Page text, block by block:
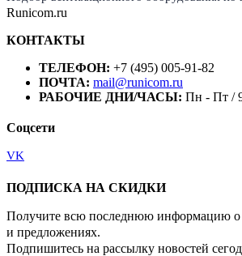
Runicom.ru
КОНТАКТЫ
ТЕЛЕФОН: +7 (495) 005-91-82
ПОЧТА: mail@runicom.ru
РАБОЧИЕ ДНИ/ЧАСЫ: Пн - Пт /
Соцсети
VK
ПОДПИСКА НА СКИДКИ
Получите всю последнюю информацию о
и предложениях.
Подпишитесь на рассылку новостей